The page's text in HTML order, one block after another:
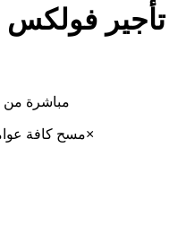
مباشرة من
مسح كافة×